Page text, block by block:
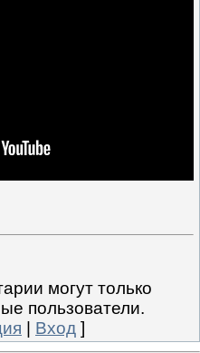
могут только
пользователи.
Вход ]